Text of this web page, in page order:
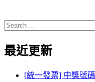
Search
for:
最近更新
[統一發票] 中獎號